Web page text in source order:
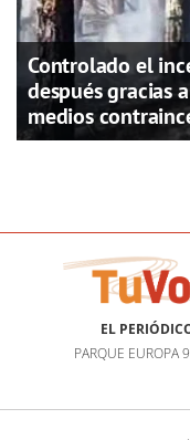
Controlado el
después gracias
medios
EL
PARQUE